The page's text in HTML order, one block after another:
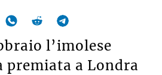
l’imolese
premiata a Londra